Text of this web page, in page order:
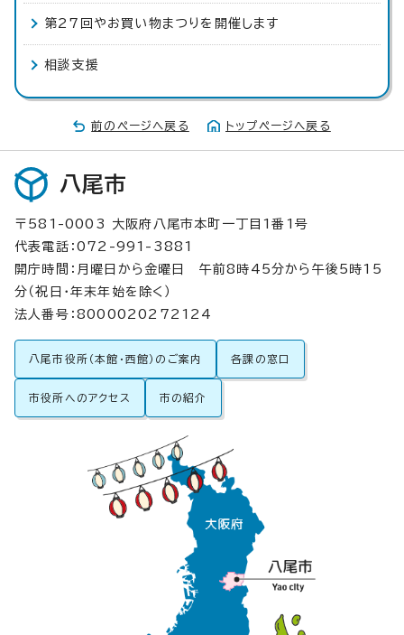
第27回やお買い物まつりを開催します
相談支援
前のページへ戻る トップページへ戻る
八尾市
〒581-0003 大阪府八尾市本町一丁目1番1号
代表電話：072-991-3881
開庁時間：月曜日から金曜日 午前8時45分から午後5時15
分（祝日・年末年始を除く）
法人番号：8000020272124
八尾市役所（本館・西館）のご案内 各課の窓口
市役所へのアクセス 市の紹介